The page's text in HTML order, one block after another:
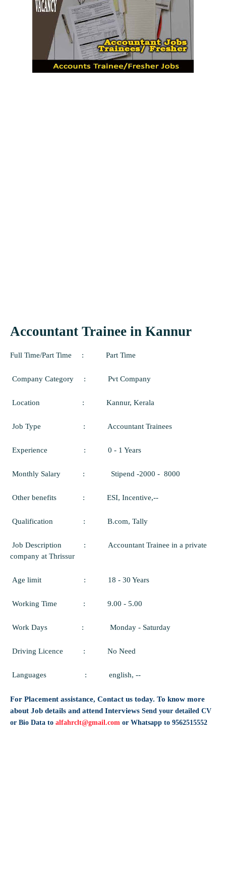
Accountant Trainee in Kannur
Full Time/Part Time : Part Time
Company Category : Pvt Company
Location : Kannur, Kerala
Job Type : Accountant Trainees
Experience : 0 - 1 Years
Monthly Salary : Stipend -2000 - 8000
Other benefits : ESI, Incentive,--
Qualification : B.com, Tally
Job Description :
Accountant Trainee in a private
company at Thrissur
Age limit : 18 - 30 Years
Working Time : 9.00 - 5.00
Work Days : Monday - Saturday
Driving Licence : No Need
Languages : english, --
For Placement assistance, Contact us today. To know more
about Job details and attend Interviews Send your detailed CV
or Bio Data to alfahrclt@gmail.com or Whatsapp to 9562515552